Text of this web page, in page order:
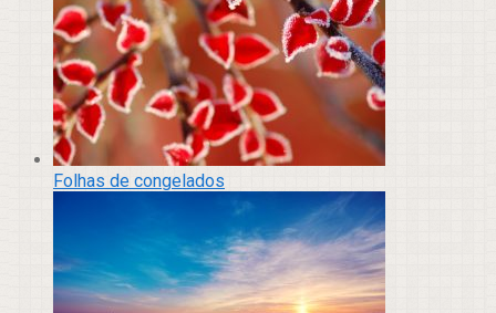
Folhas de congelados